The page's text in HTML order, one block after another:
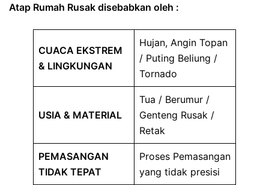
Atap Rumah Rusak disebabkan oleh :
CUACA EKSTREM
& LINGKUNGAN
Hujan, Angin Topan
/ Puting Beliung /
Tornado
USIA & MATERIAL
Tua / Berumur /
Genteng Rusak /
Retak
PEMASANGAN
TIDAK TEPAT
Proses Pemasangan
yang tidak presisi